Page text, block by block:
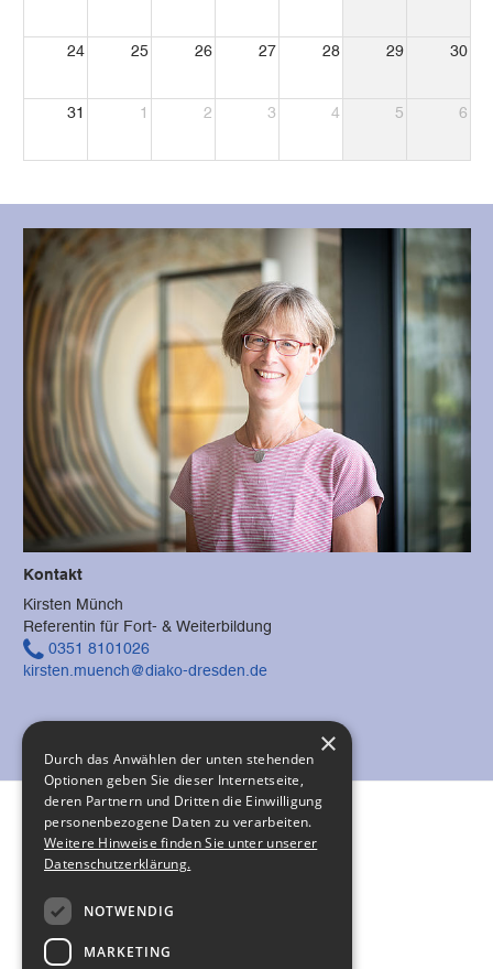
24 25 26 27 28 29 30
31 1 2 3 4 5 6
Kontakt
Kirsten Münch
Referentin für Fort- & Weiterbildung
0351 8101026
kirsten.muench@diako-dresden.de
Impressum
×
Durch das Anwählen der unten stehenden
Optionen geben Sie dieser Internetseite,
deren Partnern und Dritten die Einwilligung
personenbezogene Daten zu verarbeiten.
Weitere Hinweise finden Sie unter unserer
Datenschutzerklärung.
NOTWENDIG
MARKETING